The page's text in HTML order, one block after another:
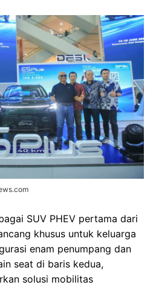
SUV PHEV pertama dari
khusus untuk keluarga
enam penumpang dan
seat di baris kedua,
solusi mobilitas